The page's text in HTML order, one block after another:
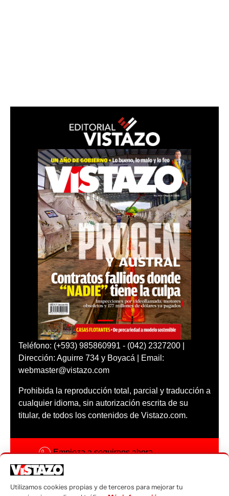
Teléfono: (+593) 985860991 - (042) 2327200 |
Dirección: Aguirre 734 y Boyacá | Email:
webmaster@vistazo.com
Prohibida la reproducción total, parcial y traducción a
cualquier idioma, sin autorización escrita de su
titular, de todos los contenidos de Vistazo.com.
Empieza a seguirnos ahora
Código ética
Utilizamos cookies propias y de terceros para mejorar tu